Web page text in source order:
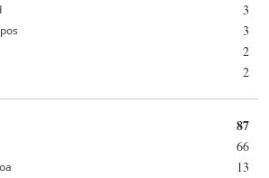
3
3
2
2
87
66
13